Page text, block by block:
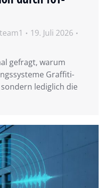
19. Juli 2026
gefragt, warum
Graffiti-
lediglich die